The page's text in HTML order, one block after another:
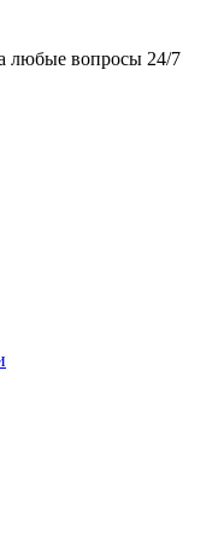
любые вопросы 24/7